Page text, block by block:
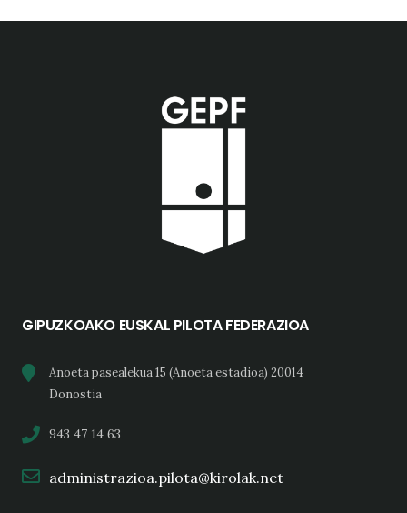
GIPUZKOAKO EUSKAL PILOTA FEDERAZIOA
Anoeta pasealekua 15 (Anoeta estadioa) 20014
Donostia
943 47 14 63
administrazioa.pilota@kirolak.net